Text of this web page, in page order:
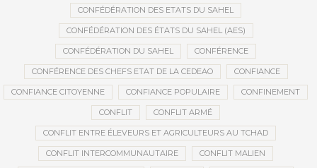
CONFÉDÉRATION DES ETATS DU SAHEL
CONFÉDÉRATION DES ÉTATS DU SAHEL (AES)
CONFÉDÉRATION DU SAHEL CONFÉRENCE
CONFÉRENCE DES CHEFS ETAT DE LA CEDEAO CONFIANCE
CONFIANCE CITOYENNE CONFIANCE POPULAIRE CONFINEMENT
CONFLIT CONFLIT ARMÉ
CONFLIT ENTRE ÉLEVEURS ET AGRICULTEURS AU TCHAD
CONFLIT INTERCOMMUNAUTAIRE CONFLIT MALIEN